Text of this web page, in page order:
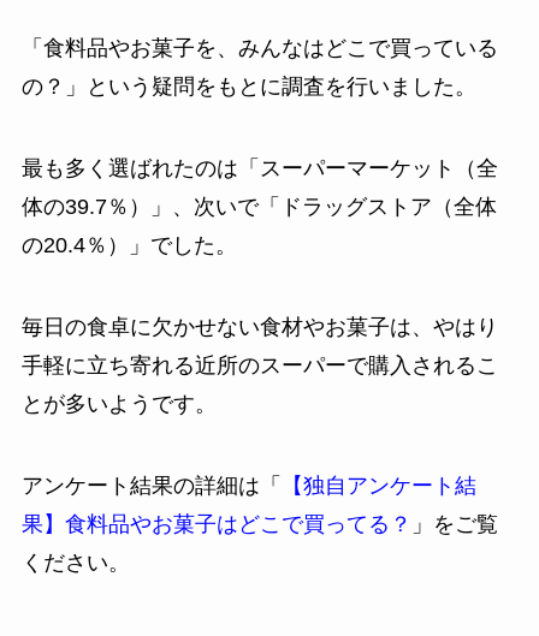
「食料品やお菓子を、みんなはどこで買っている
の？」という疑問をもとに調査を行いました。
最も多く選ばれたのは「スーパーマーケット（全
体の39.7％）」、次いで「ドラッグストア（全体
の20.4％）」でした。
毎日の食卓に欠かせない食材やお菓子は、やはり
手軽に立ち寄れる近所のスーパーで購入されるこ
とが多いようです。
アンケート結果の詳細は「
【独自アンケート結
果】食料品やお菓子はどこで買ってる？ 」をご覧
ください。